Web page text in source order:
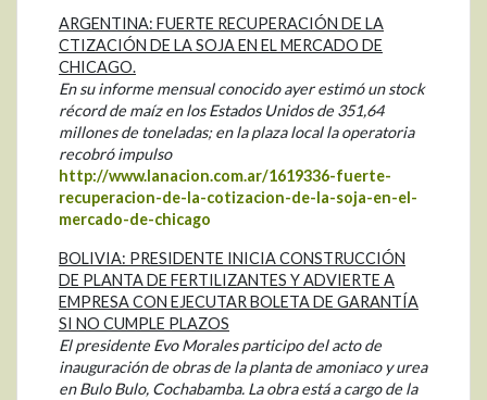
ARGENTINA: FUERTE RECUPERACIÓN DE LA
CTIZACIÓN DE LA SOJA EN EL MERCADO DE
CHICAGO.
En su informe mensual conocido ayer estimó un stock
récord de maíz en los Estados Unidos de 351,64
millones de toneladas; en la plaza local la operatoria
recobró impulso
http://www.lanacion.com.ar/1619336-fuerte-
recuperacion-de-la-cotizacion-de-la-soja-en-el-
mercado-de-chicago
BOLIVIA: PRESIDENTE INICIA CONSTRUCCIÓN
DE PLANTA DE FERTILIZANTES Y ADVIERTE A
EMPRESA CON EJECUTAR BOLETA DE GARANTÍA
SI NO CUMPLE PLAZOS
El presidente Evo Morales participo del acto de
inauguración de obras de la planta de amoniaco y urea
en Bulo Bulo, Cochabamba. La obra está a cargo de la